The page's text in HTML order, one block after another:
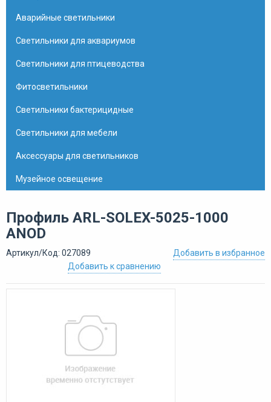
Аварийные светильники
Светильники для аквариумов
Светильники для птицеводства
Фитосветильники
Светильники бактерицидные
Светильники для мебели
Аксессуары для светильников
Музейное освещение
Профиль ARL-SOLEX-5025-1000
ANOD
Артикул/Код: 027089
Добавить в избранное
Добавить к сравнению